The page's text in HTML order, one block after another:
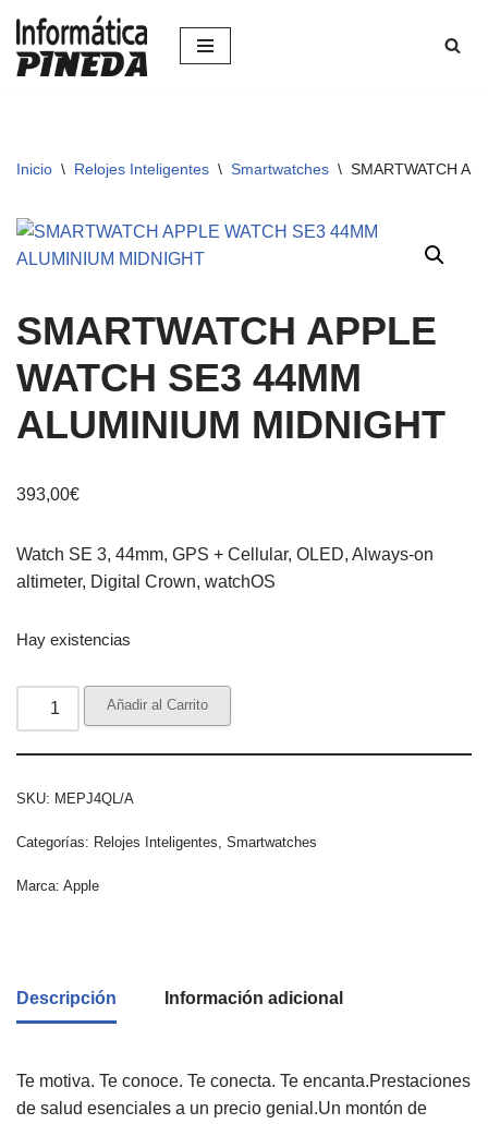
Saltar
Inicio \ Relojes Inteligentes \ Smartwatches \ SMARTWATCH
SMARTWATCH APPLE
WATCH SE3 44MM
ALUMINIUM MIDNIGHT
393,00€
Watch SE 3, 44mm, GPS + Cellular, OLED, Always-on
altimeter, Digital Crown, watchOS
Hay existencias
Añadir al Carrito
SKU: MEPJ4QL/A
Categorías: Relojes Inteligentes Smartwatches
Marca: Apple
Descripción Información adicional
Te motiva. Te conoce. Te conecta. Te encanta.Prestaciones
de salud esenciales a un precio genial.Un montón de